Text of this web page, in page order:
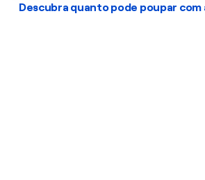
Descubra quanto pode poupar com